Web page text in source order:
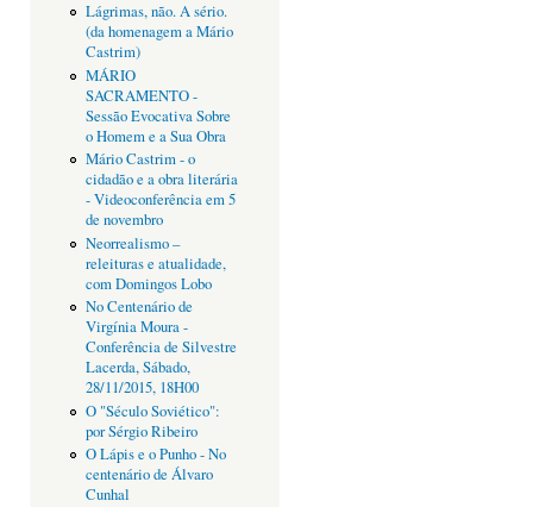
Lágrimas, não. A sério.
(da homenagem a Mário
Castrim)
MÁRIO
SACRAMENTO -
Sessão Evocativa Sobre
o Homem e a Sua Obra
Mário Castrim - o
cidadão e a obra literária
- Videoconferência em 5
de novembro
Neorrealismo –
releituras e atualidade,
com Domingos Lobo
No Centenário de
Virgínia Moura -
Conferência de Silvestre
Lacerda, Sábado,
28/11/2015, 18H00
O "Século Soviético":
por Sérgio Ribeiro
O Lápis e o Punho - No
centenário de Álvaro
Cunhal